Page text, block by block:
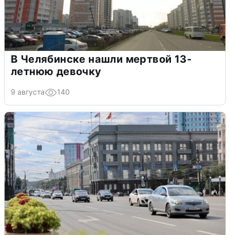
В Челябинске нашли мертвой 13-
летнюю девочку
9 августа 140